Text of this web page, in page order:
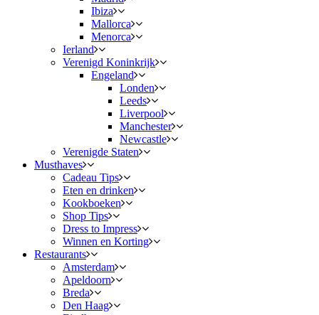
Ibiza
Mallorca
Menorca
Ierland
Verenigd Koninkrijk
Engeland
Londen
Leeds
Liverpool
Manchester
Newcastle
Verenigde Staten
Musthaves
Cadeau Tips
Eten en drinken
Kookboeken
Shop Tips
Dress to Impress
Winnen en Korting
Restaurants
Amsterdam
Apeldoorn
Breda
Den Haag